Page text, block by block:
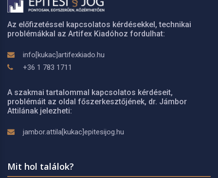
Az előfizetéssel kapcsolatos kérdésekkel, technikai
problémákkal az Artifex Kiadóhoz fordulhat:
info[kukac]artifexkiado.hu
+36 1 783 1711
A szakmai tartalommal kapcsolatos kérdéseit,
problémáit az oldal főszerkesztőjének, dr. Jámbor
Attilának jelezheti:
jambor.attila[kukac]epitesijog.hu
Mit hol találok?